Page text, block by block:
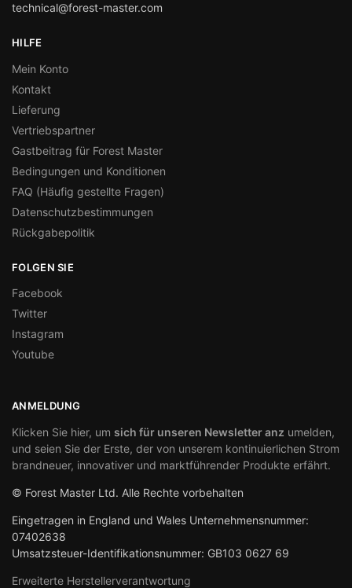
technical@forest-master.com
HILFE
Mein Konto
Kontakt
Lieferung
Vertriebspartner
Gastbeitrag für Forest Master
Bedingungen und Konditionen
FAQ (Häufig gestellte Fragen)
Datenschutzbestimmungen
Rückgabepolitik
FOLGEN SIE
Facebook
Twitter
Instagram
Youtube
ANMELDUNG
Klicken Sie hier, um sich für unseren Newsletter anz umelden,
und seien Sie der Erste, der von unserem kontinuierlichen Strom
brandneuer, innovativer und marktführender Produkte erfährt.
© Forest Master Ltd. Alle Rechte vorbehalten
Eingetragen in England und Wales Unternehmensnummer:
07402638
Umsatzsteuer-Identifikationsnummer: GB103 0627 69
Erweiterte Herstellerverantwortung